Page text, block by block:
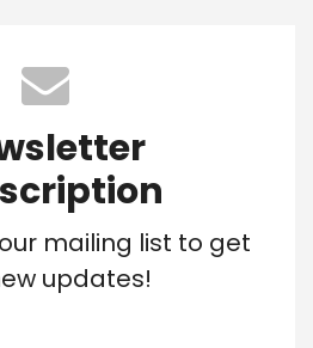
mailing list to get
updates!